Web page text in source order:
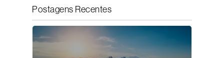
Postagens Recentes